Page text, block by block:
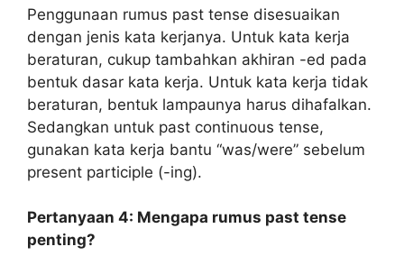
Penggunaan rumus past tense disesuaikan
dengan jenis kata kerjanya. Untuk kata kerja
beraturan, cukup tambahkan akhiran -ed pada
bentuk dasar kata kerja. Untuk kata kerja tidak
beraturan, bentuk lampaunya harus dihafalkan.
Sedangkan untuk past continuous tense,
gunakan kata kerja bantu “was/were” sebelum
present participle (-ing).
Pertanyaan 4: Mengapa rumus past tense
penting?